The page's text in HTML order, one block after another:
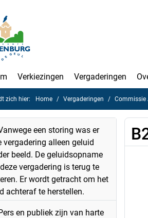
Verkiezingen Vergaderingen
zich hier: Home Vergaderingen Commissie
een storing was er
vergadering alleen geluid
beeld. De geluidsopname
vergadering is terug te
Er wordt getracht om het
achteraf te herstellen.
en publiek zijn van harte